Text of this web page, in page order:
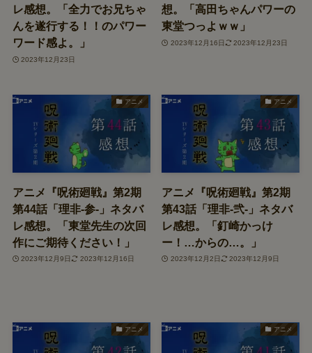
レ感想。「全力でお兄ちゃ
んを遂行する！！のパワー
ワード感よ。」
2023年12月23日
想。「高田ちゃんパワーの
東堂つっよｗｗ」
2023年12月16日 2023年12月23日
アニメ
アニメ『呪術廻戦』第2期
第44話「理非-参-」ネタバ
レ感想。「東堂先生の次回
作にご期待ください！」
2023年12月9日 2023年12月16日
アニメ
アニメ『呪術廻戦』第2期
第43話「理非-弐-」ネタバ
レ感想。「釘崎かっけ
ー！…からの…。」
2023年12月2日 2023年12月9日
アニメ アニメ